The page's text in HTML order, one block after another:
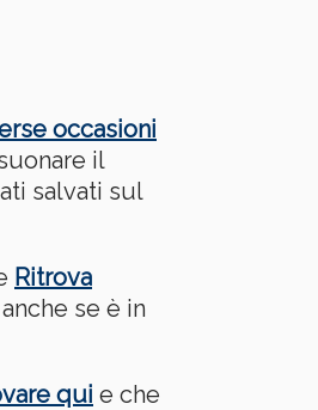
occasioni
il
salvati sul
Ritrova
se è in
qui e che